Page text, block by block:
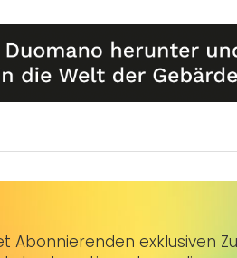
Abonnierenden exklusiven